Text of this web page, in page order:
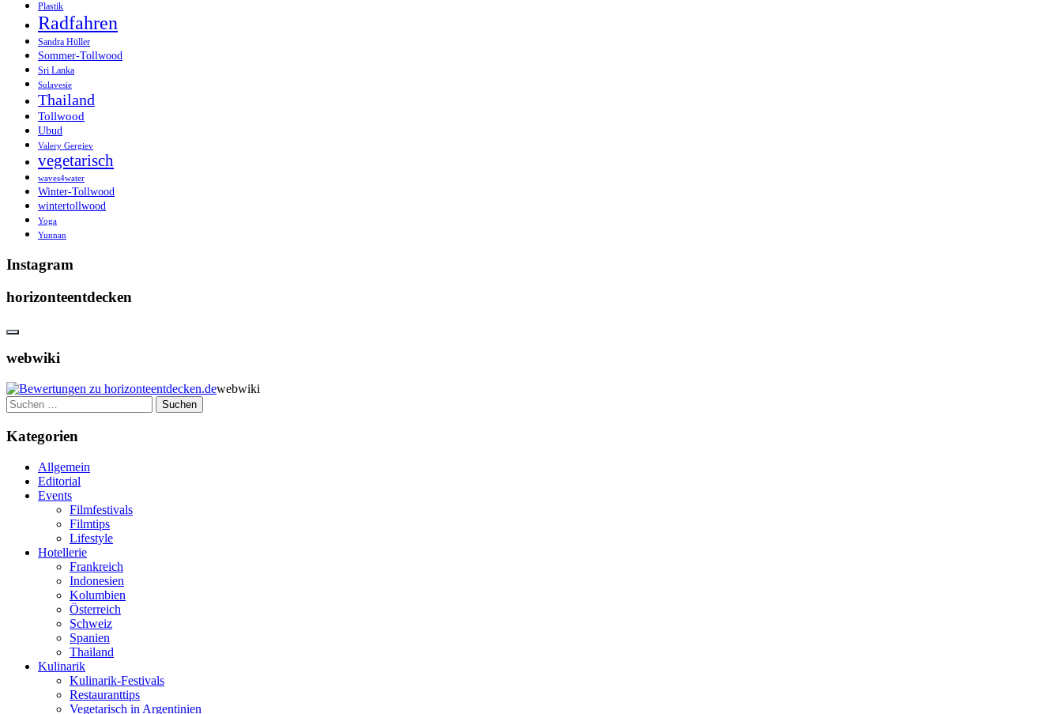
Plastik
Radfahren
Sandra Hüller
Sommer-Tollwood
Sri Lanka
Sulavesie
Thailand
Tollwood
Ubud
Valery Gergiev
vegetarisch
waves4water
Winter-Tollwood
wintertollwood
Yoga
Yunnan
Instagram
horizonteentdecken
webwiki
webwiki
Suchen
nach:
Kategorien
Allgemein
Editorial
Events
Filmfestivals
Filmtips
Lifestyle
Hotellerie
Frankreich
Indonesien
Kolumbien
Österreich
Schweiz
Spanien
Thailand
Kulinarik
Kulinarik-Festivals
Restauranttips
Vegetarisch in Argentinien